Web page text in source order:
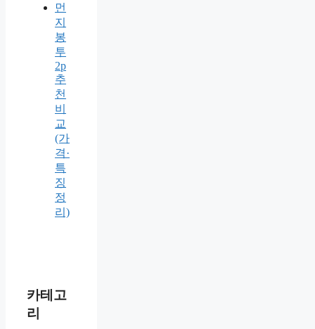
먼
지
봉
투
2p
추
천
비
교
(가
격·
특
징
정
리)
카테고
리